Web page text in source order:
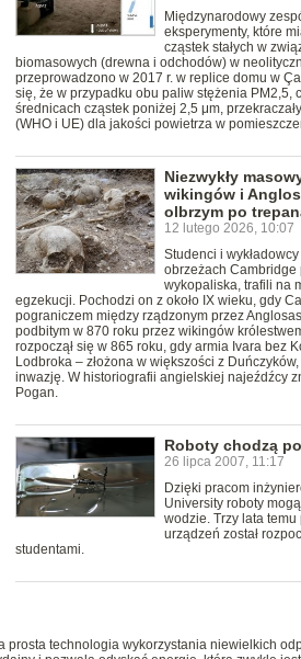
Międzynarodowy
eksperymenty, które
cząstek stałych w
biomasowych (drewna i odchodów) w
przeprowadzono w 2017 r. w replice domu w
się, że w przypadku obu paliw stężenia PM2,5,
średnicach cząstek poniżej 2,5 μm,
(WHO i UE) dla jakości powietrza w
Niezwykły
wikingów i
olbrzym po
12 lutego 2026, 10:07
Studenci i
obrzeżach
wykopaliska, trafili na
egzekucji. Pochodzi on z około IX wieku, gdy
pograniczem między rządzonym przez
podbitym w 870 roku przez wikingów
rozpoczął się w 865 roku, gdy armia Ivara bez
Lodbroka – złożona w większości z
inwazję. W historiografii angielskiej najeźdźcy
Pogan.
Roboty chodzą
26 lipca 2007, 11:17
Dzięki pracom
University roboty
wodzie. Trzy lata
urządzeń został
studentami.
prosta technologia wykorzystania niewielkich